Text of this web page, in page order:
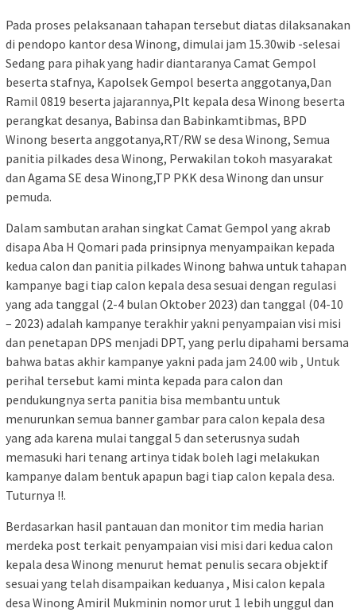
Pada proses pelaksanaan tahapan tersebut diatas dilaksanakan
di pendopo kantor desa Winong, dimulai jam 15.30wib -selesai
Sedang para pihak yang hadir diantaranya Camat Gempol
beserta stafnya, Kapolsek Gempol beserta anggotanya,Dan
Ramil 0819 beserta jajarannya,Plt kepala desa Winong beserta
perangkat desanya, Babinsa dan Babinkamtibmas, BPD
Winong beserta anggotanya,RT/RW se desa Winong, Semua
panitia pilkades desa Winong, Perwakilan tokoh masyarakat
dan Agama SE desa Winong,TP PKK desa Winong dan unsur
pemuda.
Dalam sambutan arahan singkat Camat Gempol yang akrab
disapa Aba H Qomari pada prinsipnya menyampaikan kepada
kedua calon dan panitia pilkades Winong bahwa untuk tahapan
kampanye bagi tiap calon kepala desa sesuai dengan regulasi
yang ada tanggal (2-4 bulan Oktober 2023) dan tanggal (04-10
– 2023) adalah kampanye terakhir yakni penyampaian visi misi
dan penetapan DPS menjadi DPT, yang perlu dipahami bersama
bahwa batas akhir kampanye yakni pada jam 24.00 wib , Untuk
perihal tersebut kami minta kepada para calon dan
pendukungnya serta panitia bisa membantu untuk
menurunkan semua banner gambar para calon kepala desa
yang ada karena mulai tanggal 5 dan seterusnya sudah
memasuki hari tenang artinya tidak boleh lagi melakukan
kampanye dalam bentuk apapun bagi tiap calon kepala desa.
Tuturnya !!.
Berdasarkan hasil pantauan dan monitor tim media harian
merdeka post terkait penyampaian visi misi dari kedua calon
kepala desa Winong menurut hemat penulis secara objektif
sesuai yang telah disampaikan keduanya , Misi calon kepala
desa Winong Amiril Mukminin nomor urut 1 lebih unggul dan